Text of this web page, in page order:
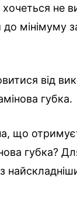
не
мінімуму
від
губка.
що
губка?